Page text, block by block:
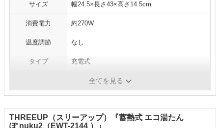
サイズ 幅24.5×長さ43×高さ14.5cm
消費電力 約270W
温度調節 なし
タイプ 充電式
約2.09円／1回の充電
全てを見る
THREEUP（スリーアップ）『蓄熱式 エコ湯たん
ぽ nuku2（EWT-2144 ）』